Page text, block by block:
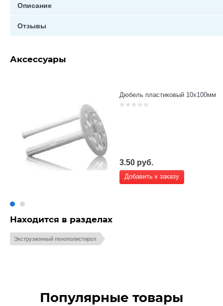
Описание
Отзывы
Аксессуары
Дюбель пластиковый 10х100мм
3.50 руб.
Добавить к заказу
Находится в разделах
Экструзионный пенополистирол
Популярные товары